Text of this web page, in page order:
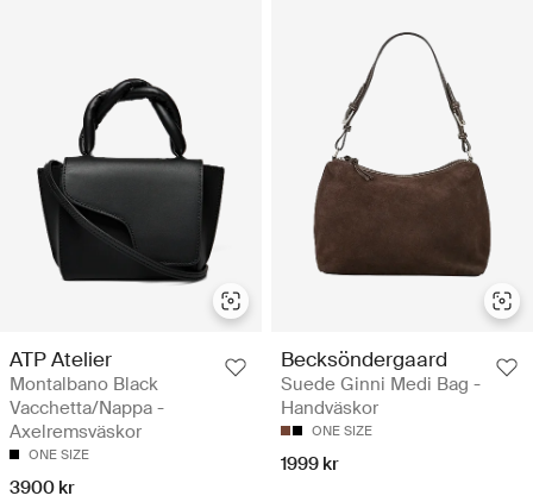
ATP Atelier
Montalbano Black
Vacchetta/Nappa -
Axelremsväskor
ONE SIZE
3900 kr
Becksöndergaard
Suede Ginni Medi Bag -
Handväskor
ONE SIZE
1999 kr